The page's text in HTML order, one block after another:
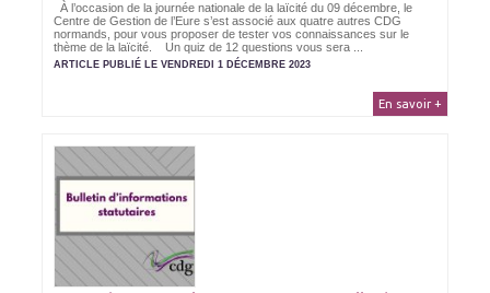
À l’occasion de la journée nationale de la laïcité du 09 décembre, le
Centre de Gestion de l’Eure s’est associé aux quatre autres CDG
normands, pour vous proposer de tester vos connaissances sur le
thème de la laïcité. Un quiz de 12 questions vous sera ...
ARTICLE PUBLIÉ LE VENDREDI 1 DÉCEMBRE 2023
En savoir +